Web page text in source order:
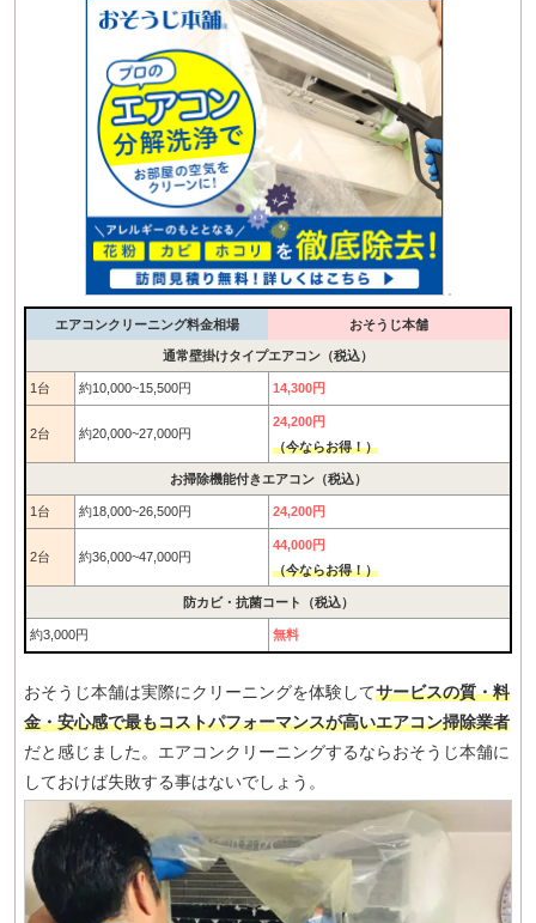
エアコンクリーニング料金相場 おそうじ本舗
通常壁掛けタイプエアコン（税込）
1台 約10,000~15,500円 14,300円
2台 約20,000~27,000円
24,200円
（今ならお得！）
お掃除機能付きエアコン（税込）
1台 約18,000~26,500円 24,200円
2台 約36,000~47,000円
44,000円
（今ならお得！）
防カビ・抗菌コート（税込）
約3,000円 無料
おそうじ本舗は実際にクリーニングを体験してサービスの質・料
金・安心感で最もコストパフォーマンスが高いエアコン掃除業者
だと感じました。エアコンクリーニングするならおそうじ本舗に
しておけば失敗する事はないでしょう。